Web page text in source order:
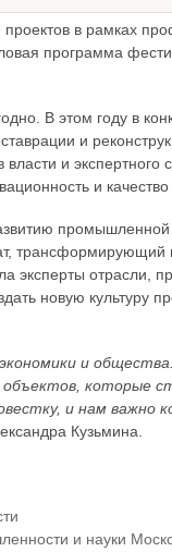
в рамках
программа
В этом году в
и
и
и
промышленной
трансформирующий
эксперты отрасли,
новую культуру
и
которые
и нам важно
Кузьмина.
и науки